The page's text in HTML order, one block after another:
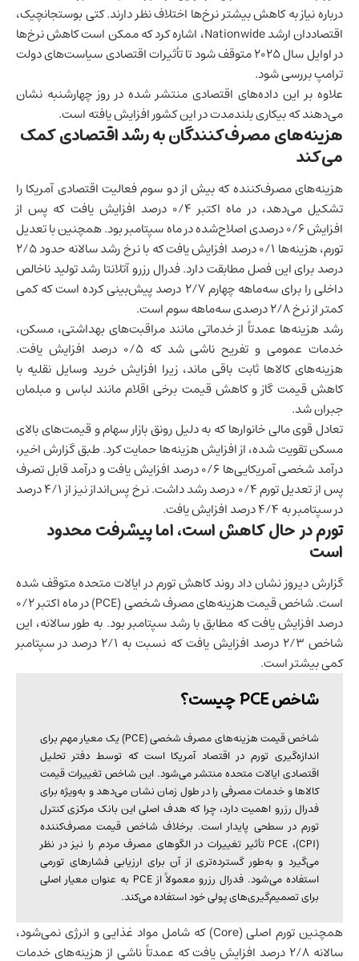
درباره نیاز به کاهش بیشتر نرخ‌ها اختلاف نظر دارند. کتی بوستجانچیک،
اقتصاددان ارشد Nationwide، اشاره کرد که ممکن است کاهش نرخ‌ها
در اوایل سال ۲۰۲۵ متوقف شود تا
تأثیرات اقتصادی سیاست‌های دولت
ترامپبررسی شود.
علاوه بر این داده‌های اقتصادی منتشر شده در روز چهارشنبه نشان
می‌دهند که بیکاری بلندمدت در این کشور افزایش یافته است.
هزینه‌های مصرف‌کنندگان به رشد اقتصادی کمک
می‌کند
هزینه‌های مصرف‌کننده که بیش از دو سوم فعالیت اقتصادی آمریکا را
تشکیل می‌دهد، در ماه اکتبر ۰/۴ درصد افزایش یافت که پس از
افزایش ۰/۶ درصدی اصلاح‌شده در ماه سپتامبر بود. همچنین با تعدیل
تورم، هزینه‌ها ۰/۱ درصد افزایش یافت که با نرخ رشد سالانه حدود ۲/۵
درصد برای این فصل مطابقت دارد. فدرال رزرو آتلانتا رشدتولید ناخالص
داخلی
را برای سه‌ماهه چهارم ۲/۷ درصد پیش‌بینی کرده است که کمی
کمتر از نرخ ۲/۸ درصدی سه‌ماهه سوم است.
رشد هزینه‌ها عمدتاً از خدماتی مانند مراقبت‌های بهداشتی، مسکن،
خدمات عمومی و تفریح ناشی شد که ۰/۵ درصد افزایش یافت.
هزینه‌های کالاها ثابت باقی ماند، زیرا افزایش خرید وسایل نقلیه با
کاهش قیمت گاز و کاهش قیمت برخی اقلام مانند لباس و مبلمان
جبران شد.
تعادل قوی مالی خانوارها که به دلیل رونق بازار سهام و قیمت‌های بالای
مسکن تقویت شده، از افزایش هزینه‌ها حمایت کرد. طبق گزارش اخیر،
درآمد شخصی آمریکایی‌ها ۰/۶ درصد افزایش یافت و درآمد قابل تصرف
پس از تعدیل تورم ۰/۴ درصد رشد داشت. نرخ پس‌انداز نیز از ۴/۱ درصد
در سپتامبر به ۴/۴ درصد افزایش یافت.
تورم در حال کاهش است، اما پیشرفت محدود
است
گزارش دیروز نشان داد روند کاهش تورم در ایالات متحده متوقف شده
است. شاخص قیمت هزینه‌های مصرف شخصی (PCE) در ماه اکتبر ۰/۲
درصد افزایش یافت که مطابق با رشد سپتامبر بود. به طور سالانه، این
شاخص ۲/۳ درصد افزایش یافت که نسبت به ۲/۱ درصد در سپتامبر
کمی بیشتر است.
شاخص PCE چیست؟
شاخص قیمت هزینه‌های مصرف شخصی (PCE) یک معیار مهم برای
اندازه‌گیری تورم در اقتصاد آمریکا است که توسط دفتر تحلیل
اقتصادی ایالات متحده منتشر می‌شود. این شاخص تغییرات قیمت
کالاها و خدمات مصرفی را در طول زمان نشان می‌دهد و به‌ویژه برای
فدرال رزرو اهمیت دارد، چرا که هدف اصلی این بانک مرکزی کنترل
تورم در سطحی پایدار است. برخلاف شاخص قیمت مصرف‌کننده
(CPI)، PCE تأثیر تغییرات در الگوهای مصرف مردم را نیز در نظر
می‌گیرد و به‌طور گسترده‌تری از آن برای ارزیابی فشارهای تورمی
استفاده می‌شود. فدرال رزرو معمولاً از PCE به عنوان معیار اصلی
برای تصمیم‌گیری‌های پولی خود استفاده می‌کند.
همچنین تورم اصلی (Core) که شامل مواد غذایی و انرژی نمی‌شود،
سالانه ۲/۸ درصد افزایش یافت که عمدتاً ناشی از هزینه‌های خدمات